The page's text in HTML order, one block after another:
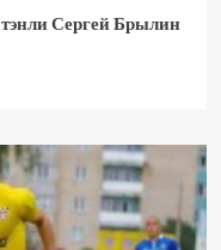
Сергей Брылин